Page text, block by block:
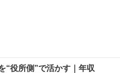
“役所側”で活かす｜年収